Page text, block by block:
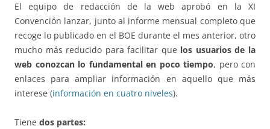
El equipo de redacción de la web aprobó en la XI
Convención lanzar, junto al informe mensual completo que
recoge lo publicado en el BOE durante el mes anterior, otro
mucho más reducido para facilitar que los usuarios de la
web conozcan lo fundamental en poco tiempo, pero con
enlaces para ampliar información en aquello que más
interese (información en cuatro niveles).
Tiene dos partes: